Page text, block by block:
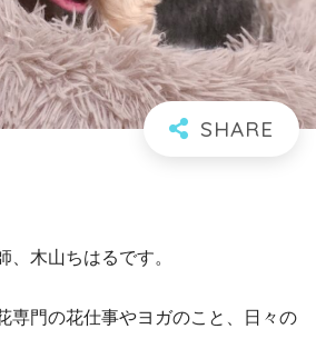
、木山ちはるです。
専門の花仕事やヨガのこと、日々の